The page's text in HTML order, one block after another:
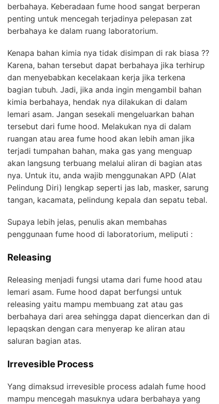
berbahaya. Keberadaan fume hood sangat berperan
penting untuk mencegah terjadinya pelepasan zat
berbahaya ke dalam ruang laboratorium.
Kenapa bahan kimia nya tidak disimpan di rak biasa ??
Karena, bahan tersebut dapat berbahaya jika terhirup
dan menyebabkan kecelakaan kerja jika terkena
bagian tubuh. Jadi, jika anda ingin mengambil bahan
kimia berbahaya, hendak nya dilakukan di dalam
lemari asam. Jangan sesekali mengeluarkan bahan
tersebut dari fume hood. Melakukan nya di dalam
ruangan atau area fume hood akan lebih aman jika
terjadi tumpahan bahan, maka gas yang menguap
akan langsung terbuang melalui aliran di bagian atas
nya. Untuk itu, anda wajib menggunakan APD (Alat
Pelindung Diri) lengkap seperti jas lab, masker, sarung
tangan, kacamata, pelindung kepala dan sepatu tebal.
Supaya lebih jelas, penulis akan membahas
penggunaan fume hood di laboratorium, meliputi :
Releasing
Releasing menjadi fungsi utama dari fume hood atau
lemari asam. Fume hood dapat berfungsi untuk
releasing yaitu mampu membuang zat atau gas
berbahaya dari area sehingga dapat diencerkan dan di
lepaqskan dengan cara menyerap ke aliran atau
saluran bagian atas.
Irrevesible Process
Yang dimaksud irrevesible process adalah fume hood
mampu mencegah masuknya udara berbahaya yang